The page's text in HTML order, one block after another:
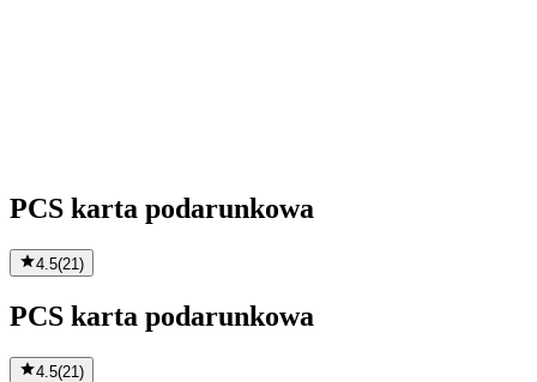
PCS karta podarunkowa
4.5(21 )
PCS karta podarunkowa
4.5(21)